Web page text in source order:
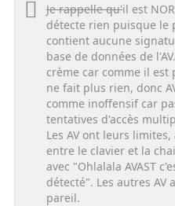
Je rappelle qu'il est
détecte rien puisque le
contient aucune
base de données de
crème car comme il
ne fait plus rien, donc
comme inoffensif car
tentatives d'accès
Les AV ont leurs
entre le clavier et la
avec "Ohlalala AVAST
détecté". Les autres
pareil.